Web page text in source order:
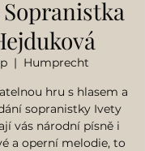
  |
Humprecht
hru s hlasem a
sopranistky Ivety
vás národní písně i
a operní melodie, to